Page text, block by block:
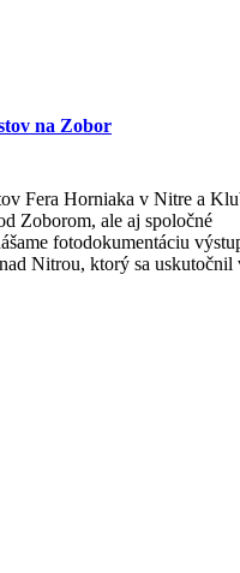
na Zobor
Fera Horniaka v Nitre a
Zoborom, ale aj spoločné
fotodokumentáciu
Nitrou, ktorý sa uskutočnil